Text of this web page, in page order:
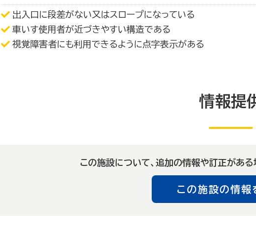
出入口に段差がない又はスロープになっている
車いす使用者が近づきやすい構造である
視覚障害者にも利用できるように点字表示がある
情報提
この施設について、追加の情報や訂正があ
この施設の情報